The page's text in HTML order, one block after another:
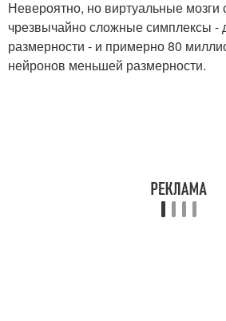
Невероятно, но виртуальные мозги
чрезвычайно сложные симплексы -
размерности - и примерно 80
нейронов меньшей размерности.